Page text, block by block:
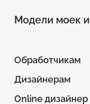
Модели моек
Обработчикам
Дизайнерам
Online дизайнер